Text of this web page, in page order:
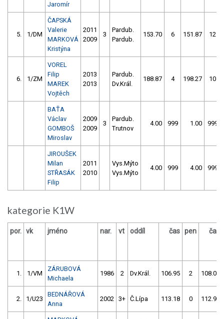
Jaromír
5. 1/DM
ČAPSKÁ
Valerie
MARKOVÁ
Kristýna
2011
2009
3
Pardub.
Pardub.
153.70 6 151.87 12
6. 1/ZM
VOREL
Filip
MAREK
Vojtěch
2013
2013
Pardub.
Dv.Král.
188.87 4 198.27 10
BAŤA
Václav
GOMBOŠ
Miroslav
2009
2009
3
Pardub.
Trutnov
4.00 999 1.00 999
JIROUŠEK
Milan
STŘASÁK
Filip
2011
2010
Vys.Mýto
Vys.Mýto
4.00 999 4.00 999
kategorie K1W
por. vk jméno nar. vt oddíl čas pen čas
1. 1/VM
ZÁRUBOVÁ
Michaela
1986 2 Dv.Král. 106.95 2 108.09
2. 1/U23
BEDNÁŘOVÁ
Anna
2002 3+ Č.Lípa 113.18 0 112.97